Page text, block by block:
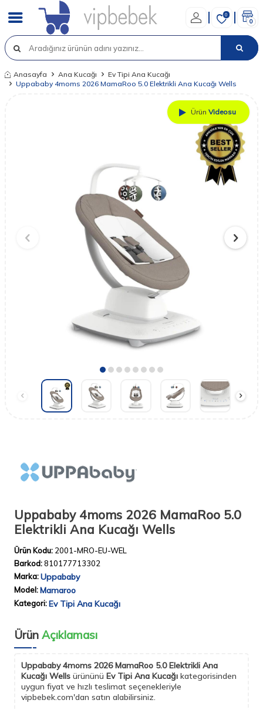
0
0
Anasayfa Ana Kucağı
Ev Tipi Ana Kucağı
Uppababy 4moms 2026 MamaRoo 5.0 Elektrikli Ana Kucağı Wells
Ürün Videosu
Uppababy 4moms 2026 MamaRoo 5.0
Elektrikli Ana Kucağı Wells
Ürün Kodu: 2001-MRO-EU-WEL
Barkod:810177713302
Marka:Uppababy
Model:Mamaroo
Kategori:Ev Tipi Ana Kucağı
Ürün Açıklaması
Uppababy 4moms 2026 MamaRoo 5.0 Elektrikli Ana
Kucağı Wells ürününü Ev Tipi Ana Kucağı kategorisinden
uygun fiyat ve hızlı teslimat seçenekleriyle
vipbebek.com'dan satın alabilirsiniz.